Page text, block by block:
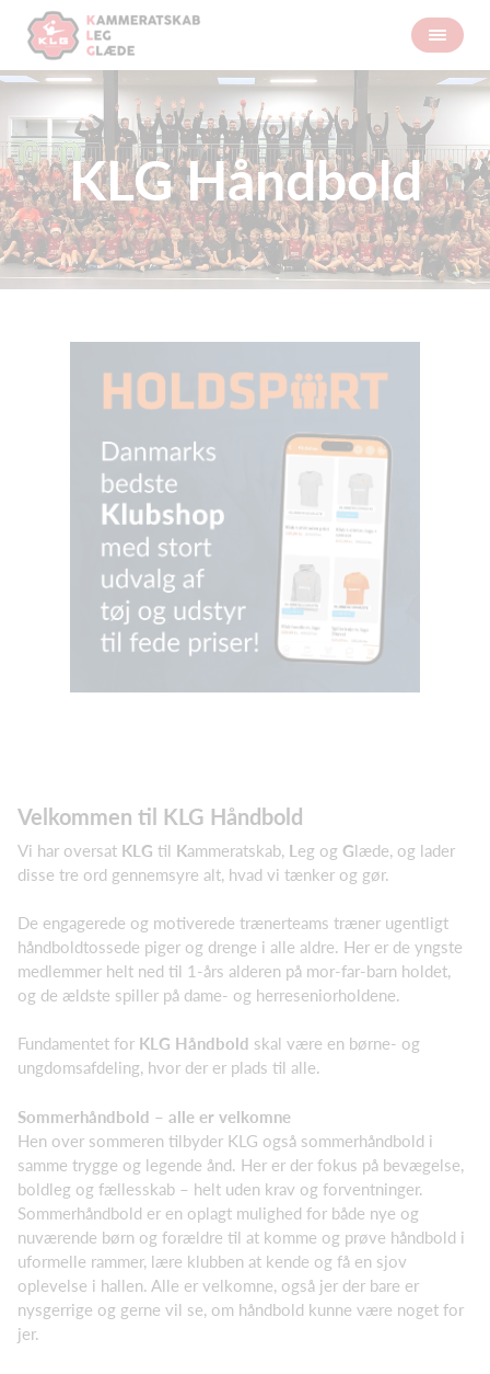
KLG Håndbold
Velkommen til KLG Håndbold
Vi har oversat KLG til Kammeratskab, L eg og Glæde, og lader
disse tre ord gennemsyre alt, hvad vi tænker og gør.
De engagerede og motiverede trænerteams træner ugentligt
håndboldtossede piger og drenge i alle aldre. Her er de yngste
medlemmer helt ned til 1-års alderen på mor-far-barn holdet,
og de ældste spiller på dame- og herreseniorholdene.
Fundamentet for KLG Håndbold skal være en børne- og
ungdomsafdeling, hvor der er plads til alle.
Sommerhåndbold – alle er velkomne
Hen over sommeren tilbyder KLG også sommerhåndbold i
samme trygge og legende ånd. Her er der fokus på bevægelse,
boldleg og fællesskab – helt uden krav og forventninger.
Sommerhåndbold er en oplagt mulighed for både nye og
nuværende børn og forældre til at komme og prøve håndbold i
uformelle rammer, lære klubben at kende og få en sjov
oplevelse i hallen. Alle er velkomne, også jer der bare er
nysgerrige og gerne vil se, om håndbold kunne være noget for
jer.